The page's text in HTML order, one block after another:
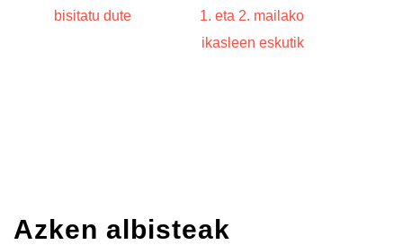
bisitatu dute
1. eta 2. mailako
ikasleen eskutik
Azken albisteak